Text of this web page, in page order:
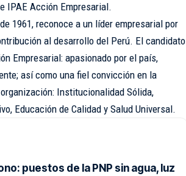
IPAE Acción Empresarial.
1961, reconoce a un líder empresarial por
al desarrollo del Perú. El candidato
Empresarial: apasionado por el país,
así como una fiel convicción en la
Institucionalidad Sólida,
Educación de Calidad y Salud Universal.
puestos de la PNP sin agua, luz